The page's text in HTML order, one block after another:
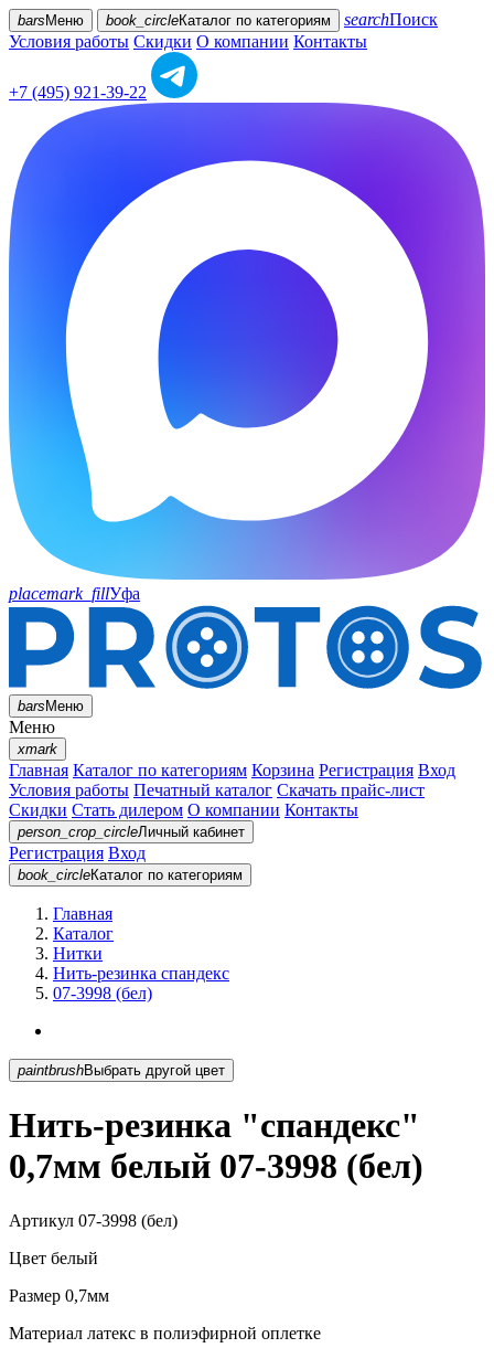
bars Меню book_circleКаталог по категориям searchПоиск
Условия работы Скидки О компании Контакты
+7 (495) 921-39-22
placemark_fillУфа
barsМеню
Меню
xmark
Главная Каталог по категориям Корзина Регистрация Вход
Условия работы Печатный каталог Скачать прайс-лист
Скидки Стать дилером О компании Контакты
person_crop_circleЛичный кабинет
Регистрация Вход
book_circleКаталог по категориям
Главная
Каталог
Нитки
Нить-резинка спандекс
07-3998 (бел)
paintbrush Выбрать другой цвет
Нить-резинка "спандекс"
0,7мм белый 07-3998 (бел)
Артикул 07-3998 (бел)
Цвет белый
Размер 0,7мм
Материал латекс в полиэфирной оплетке